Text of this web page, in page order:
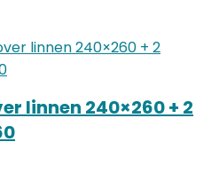
linnen 240×260 + 2